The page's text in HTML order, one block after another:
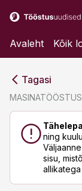
Avaleht Kõik
Tagasi
MASINATÖÖSTUS
ning
sisu,